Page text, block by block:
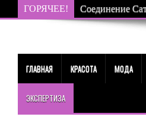
ГОРЯЧЕЕ! Соединение
ГЛАВНАЯ КРАСОТА МОДА
ЭКСПЕРТИЗА